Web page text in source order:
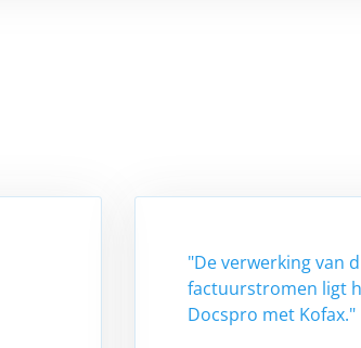
"De verwerking van
factuurstromen ligt
Docspro met Kofax."